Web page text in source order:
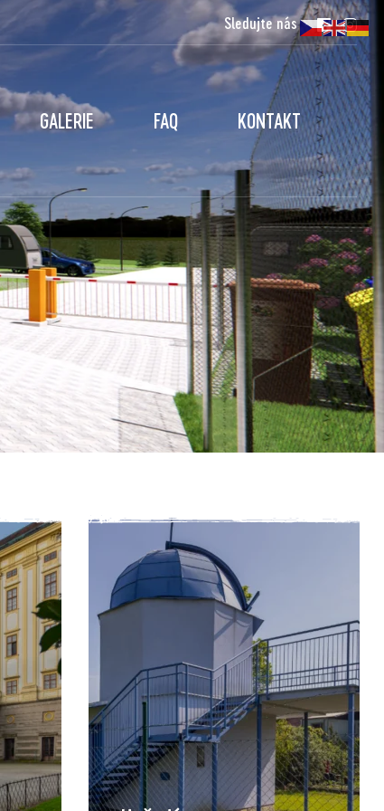
Sledujte nás
GALERIE FAQ KONTAKT